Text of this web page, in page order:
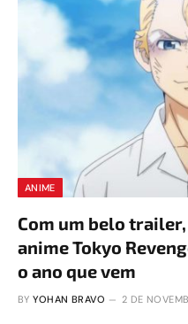
ANIME
Com um belo
anime Tokyo
o ano que vem
BY YOHAN BRAVO 2 DE